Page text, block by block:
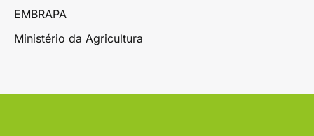
EMBRAPA
Ministério da Agricultura